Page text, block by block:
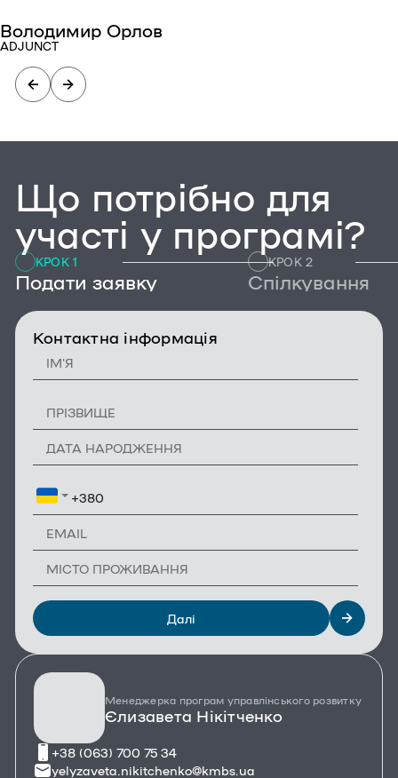
Володимир Орлов
ADJUNCT
Що потрібно для
участі у програмі?
КРОК 1
Подати заявку
КРОК 2
Спілкування
Контактна інформація
Далі
Менеджерка програм управлінського розвитку
Єлизавета Нікітченко
+38 (063) 700 75 34
yelyzaveta.nikitchenko@kmbs.ua